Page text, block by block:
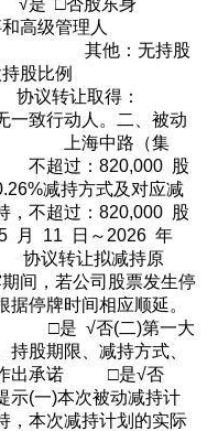
管理人
：无持股
持股比例
转让取得：
致行动人。二、被动
称 上海中路（集
超过：820,000 股
减持方式及对应减
过：820,000 股
11 日～2026 年
议转让拟减持原
若公司股票发生停
停牌时间相应顺延。
□是 √否(二)第一大
股期限、减持方式、
作出承诺 □是√否
示(一)本次被动减持计
，本次减持计划的实际